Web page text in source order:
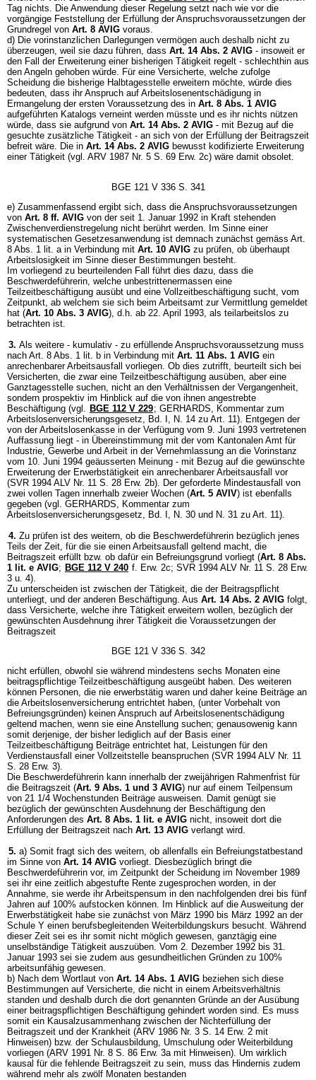
Tag nichts. Die Anwendung dieser Regelung setzt nach wie vor die
vorgängige Feststellung der Erfüllung der Anspruchsvoraussetzungen der
Grundregel von Art. 8 AVIG voraus.
d) Die vorinstanzlichen Darlegungen vermögen auch deshalb nicht zu
überzeugen, weil sie dazu führen, dass Art. 14 Abs. 2 AVIG - insoweit er
den Fall der Erweiterung einer bisherigen Tätigkeit regelt - schlechthin aus
den Angeln gehoben würde. Für eine Versicherte, welche zufolge
Scheidung die bisherige Halbtagesstelle erweitern möchte, würde dies
bedeuten, dass ihr Anspruch auf Arbeitslosenentschädigung in
Ermangelung der ersten Voraussetzung des in Art. 8 Abs. 1 AVIG
aufgeführten Katalogs verneint werden müsste und es ihr nichts nützen
würde, dass sie aufgrund von Art. 14 Abs. 2 AVIG - mit Bezug auf die
gesuchte zusätzliche Tätigkeit - an sich von der Erfüllung der Beitragszeit
befreit wäre. Die in Art. 14 Abs. 2 AVIG bewusst kodifizierte Erweiterung
einer Tätigkeit (vgl. ARV 1987 Nr. 5 S. 69 Erw. 2c) wäre damit obsolet.
BGE 121 V 336 S. 341
e) Zusammenfassend ergibt sich, dass die Anspruchsvoraussetzungen
von Art. 8 ff. AVIG von der seit 1. Januar 1992 in Kraft stehenden
Zwischenverdienstregelung nicht berührt werden. Im Sinne einer
systematischen Gesetzesanwendung ist demnach zunächst gemäss Art.
8 Abs. 1 lit. a in Verbindung mit Art. 10 AVIG zu prüfen, ob überhaupt
Arbeitslosigkeit im Sinne dieser Bestimmungen besteht.
Im vorliegend zu beurteilenden Fall führt dies dazu, dass die
Beschwerdeführerin, welche unbestrittenermassen eine
Teilzeitbeschäftigung ausübt und eine Vollzeitbeschäftigung sucht, vom
Zeitpunkt, ab welchem sie sich beim Arbeitsamt zur Vermittlung gemeldet
hat (Art. 10 Abs. 3 AVIG), d.h. ab 22. April 1993, als teilarbeitslos zu
betrachten ist.
3. Als weitere - kumulativ - zu erfüllende Anspruchsvoraussetzung muss
nach Art. 8 Abs. 1 lit. b in Verbindung mit Art. 11 Abs. 1 AVIG ein
anrechenbarer Arbeitsausfall vorliegen. Ob dies zutrifft, beurteilt sich bei
Versicherten, die zwar eine Teilzeitbeschäftigung ausüben, aber eine
Ganztagesstelle suchen, nicht an den Verhältnissen der Vergangenheit,
sondern prospektiv im Hinblick auf die von ihnen angestrebte
Beschäftigung (vgl. BGE 112 V 229; GERHARDS, Kommentar zum
Arbeitslosenversicherungsgesetz, Bd. I, N. 14 zu Art. 11). Entgegen der
von der Arbeitslosenkasse in der Verfügung vom 9. Juni 1993 vertretenen
Auffassung liegt - in Übereinstimmung mit der vom Kantonalen Amt für
Industrie, Gewerbe und Arbeit in der Vernehmlassung an die Vorinstanz
vom 10. Juni 1994 geäusserten Meinung - mit Bezug auf die gewünschte
Erweiterung der Erwerbstätigkeit ein anrechenbarer Arbeitsausfall vor
(SVR 1994 ALV Nr. 11 S. 28 Erw. 2b). Der geforderte Mindestausfall von
zwei vollen Tagen innerhalb zweier Wochen (Art. 5 AVIV) ist ebenfalls
gegeben (vgl. GERHARDS, Kommentar zum
Arbeitslosenversicherungsgesetz, Bd. I, N. 30 und N. 31 zu Art. 11).
4. Zu prüfen ist des weitern, ob die Beschwerdeführerin bezüglich jenes
Teils der Zeit, für die sie einen Arbeitsausfall geltend macht, die
Beitragszeit erfüllt bzw. ob dafür ein Befreiungsgrund vorliegt (Art. 8 Abs.
1 lit. e AVIG; BGE 112 V 240 f. Erw. 2c; SVR 1994 ALV Nr. 11 S. 28 Erw.
3 u. 4).
Zu unterscheiden ist zwischen der Tätigkeit, die der Beitragspflicht
unterliegt, und der anderen Beschäftigung. Aus Art. 14 Abs. 2 AVIG folgt,
dass Versicherte, welche ihre Tätigkeit erweitern wollen, bezüglich der
gewünschten Ausdehnung ihrer Tätigkeit die Voraussetzungen der
Beitragszeit
BGE 121 V 336 S. 342
nicht erfüllen, obwohl sie während mindestens sechs Monaten eine
beitragspflichtige Teilzeitbeschäftigung ausgeübt haben. Des weiteren
können Personen, die nie erwerbstätig waren und daher keine Beiträge an
die Arbeitslosenversicherung entrichtet haben, (unter Vorbehalt von
Befreiungsgründen) keinen Anspruch auf Arbeitslosenentschädigung
geltend machen, wenn sie eine Anstellung suchen; genausowenig kann
somit derjenige, der bisher lediglich auf der Basis einer
Teilzeitbeschäftigung Beiträge entrichtet hat, Leistungen für den
Verdienstausfall einer Vollzeitstelle beanspruchen (SVR 1994 ALV Nr. 11
S. 28 Erw. 3).
Die Beschwerdeführerin kann innerhalb der zweijährigen Rahmenfrist für
die Beitragszeit (Art. 9 Abs. 1 und 3 AVIG) nur auf einem Teilpensum
von 21 1/4 Wochenstunden Beiträge ausweisen. Damit genügt sie
bezüglich der gewünschten Ausdehnung der Beschäftigung den
Anforderungen des Art. 8 Abs. 1 lit. e AVIG nicht, insoweit dort die
Erfüllung der Beitragszeit nach Art. 13 AVIG verlangt wird.
5. a) Somit fragt sich des weitern, ob allenfalls ein Befreiungstatbestand
im Sinne von Art. 14 AVIG vorliegt. Diesbezüglich bringt die
Beschwerdeführerin vor, im Zeitpunkt der Scheidung im November 1989
sei ihr eine zeitlich abgestufte Rente zugesprochen worden, in der
Annahme, sie werde ihr Arbeitspensum in den nachfolgenden drei bis fünf
Jahren auf 100% aufstocken können. Im Hinblick auf die Ausweitung der
Erwerbstätigkeit habe sie zunächst von März 1990 bis März 1992 an der
Schule Y einen berufsbegleitenden Weiterbildungskurs besucht. Während
dieser Zeit sei es ihr somit nicht möglich gewesen, ganztägig eine
unselbständige Tätigkeit auszuüben. Vom 2. Dezember 1992 bis 31.
Januar 1993 sei sie zudem aus gesundheitlichen Gründen zu 100%
arbeitsunfähig gewesen.
b) Nach dem Wortlaut von Art. 14 Abs. 1 AVIG beziehen sich diese
Bestimmungen auf Versicherte, die nicht in einem Arbeitsverhältnis
standen und deshalb durch die dort genannten Gründe an der Ausübung
einer beitragspflichtigen Beschäftigung gehindert worden sind. Es muss
somit ein Kausalzusammenhang zwischen der Nichterfüllung der
Beitragszeit und der Krankheit (ARV 1986 Nr. 3 S. 14 Erw. 2 mit
Hinweisen) bzw. der Schulausbildung, Umschulung oder Weiterbildung
vorliegen (ARV 1991 Nr. 8 S. 86 Erw. 3a mit Hinweisen). Um wirklich
kausal für die fehlende Beitragszeit zu sein, muss das Hindernis zudem
während mehr als zwölf Monaten bestanden